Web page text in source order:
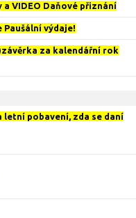
a VIDEO Daňové přiznání
výdaje!
za kalendářní rok
letní pobavení, zda se daní